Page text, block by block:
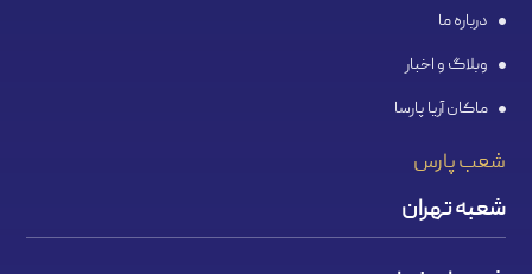
درباره ما
وبلاگ و اخبار
ماکان آریا پارسا
شعب پارس
شعبه تهران